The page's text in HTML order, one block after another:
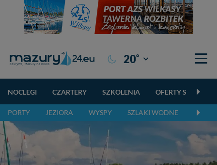
20° Giżycko
NOCLEGI CZARTERY SZKOLENIA OFERTY
PORTY JEZIORA WYSPY SZLAKI WODNE